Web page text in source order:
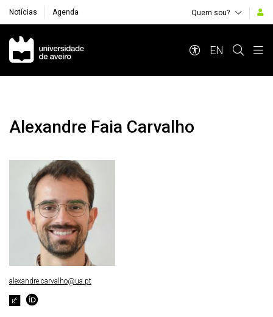
Notícias Agenda Quem sou?
Navegação Principal
EN
Alexandre Faia Carvalho
alexandre.carvalho@ua.pt